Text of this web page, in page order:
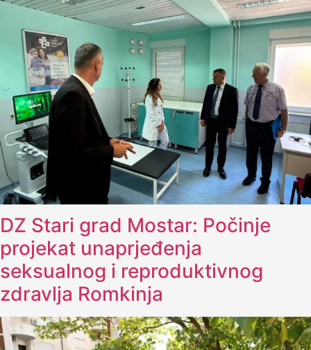
DZ Stari grad Mostar: Počinje
projekat unaprjeđenja
seksualnog i reproduktivnog
zdravlja Romkinja